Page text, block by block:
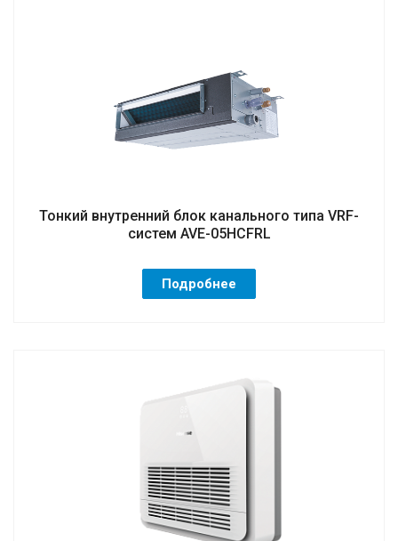
Тонкий внутренний блок канального типа VRF-
систем AVE-05HCFRL
Подробнее